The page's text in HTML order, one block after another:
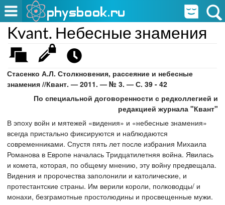
Kvant. Небесные знамения
Стасенко А.Л. Столкновения, рассеяние и небесные
знамения //Квант. — 2011. — № 3. — С. 39 - 42
По специальной договоренности с редколлегией и
редакцией журнала "Квант"
В эпоху войн и мятежей «видения» и «небесные знамения»
всегда пристально фиксируются и наблюдаются
современниками. Спустя пять лет после избрания Михаила
Романова в Европе началась Тридцатилетняя война. Явилась
и комета, которая, по общему мнению, эту войну предвещала.
Видения и пророчества заполонили и католические, и
протестантские страны. Им верили короли, полководцы/ и
монахи, безграмотные простолюдины и просвещенные мужи.